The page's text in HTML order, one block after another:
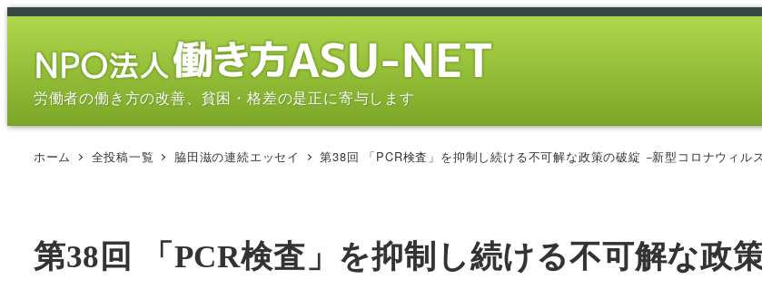
メ
労働者の働き方の改善、貧困・格差の是正に寄与します
ホーム 全投稿一覧 脇田滋の連続エッセイ 第38回 「PCR検査」を抑制し続ける不可解な政策の破綻 −新型コロナウィル
第38回 「PCR検査」を抑制し続ける不可解な政